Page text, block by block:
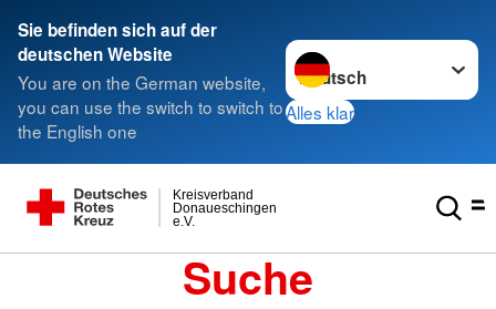
Sie befinden sich auf der
deutschen Website
You are on the German website,
you can use the switch to switch to
the English one
Sprache wechseln zu
Alles klar
e.V.
Donaueschingen
Kreisverband
Suche